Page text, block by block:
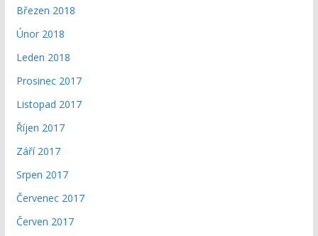
Březen 2018
Únor 2018
Leden 2018
Prosinec 2017
Listopad 2017
Říjen 2017
Září 2017
Srpen 2017
Červenec 2017
Červen 2017